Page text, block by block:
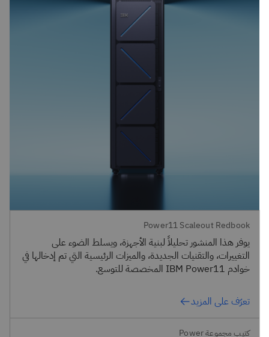
Power11 Scaleout Redbook
يوفر هذا المنشور تحليلاً لبنية الأجهزة، ويسلط الضوء على
التغييرات، والتقنيات الجديدة، والميزات الرئيسية التي تم إدخالها في
خوادم IBM Power11 المخصصة للتوسع.
تعرّف على المزيد
كتيب مجموعة Power